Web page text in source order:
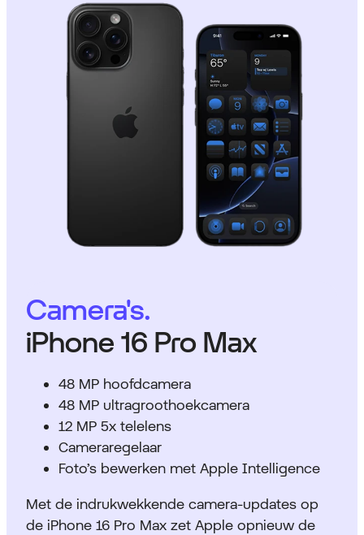
Camera's.
iPhone 16 Pro Max
48 MP hoofdcamera
48 MP ultragroothoekcamera
12 MP 5x telelens
Cameraregelaar
Foto’s bewerken met Apple Intelligence
Met de indrukwekkende camera-updates op
de iPhone 16 Pro Max zet Apple opnieuw de